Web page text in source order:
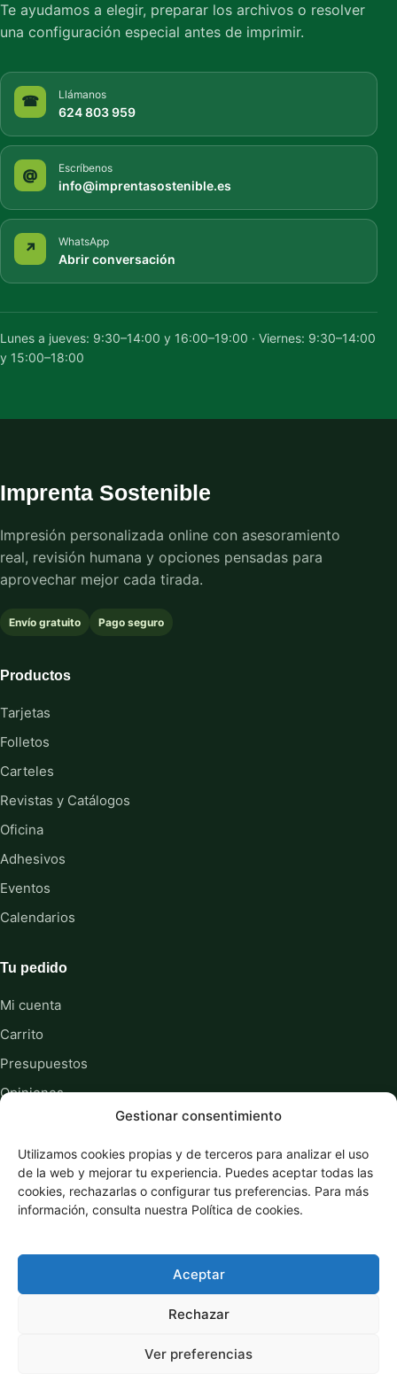
Gestionar consentimiento
Utilizamos cookies propias y de terceros para analizar el uso
de la web y mejorar tu experiencia. Puedes aceptar todas las
cookies, rechazarlas o configurar tus preferencias. Para más
información, consulta nuestra Política de cookies.
Aceptar
Rechazar
Ver preferencias
Te ayudamos a elegir, preparar los archivos o resolver
una configuración especial antes de imprimir.
☎ Llámanos
624 803 959
@ Escríbenos
info@imprentasostenible.es
↗ WhatsApp
Abrir conversación
Lunes a jueves: 9:30–14:00 y 16:00–19:00 · Viernes: 9:30–14:00
y 15:00–18:00
Imprenta Sostenible
Impresión personalizada online con asesoramiento
real, revisión humana y opciones pensadas para
aprovechar mejor cada tirada.
Envío gratuito Pago seguro
Productos
Tarjetas
Folletos
Carteles
Revistas y Catálogos
Oficina
Adhesivos
Eventos
Calendarios
Tu pedido
Mi cuenta
Carrito
Presupuestos
Opiniones
Guías y recursos
Información legal
Términos y condiciones